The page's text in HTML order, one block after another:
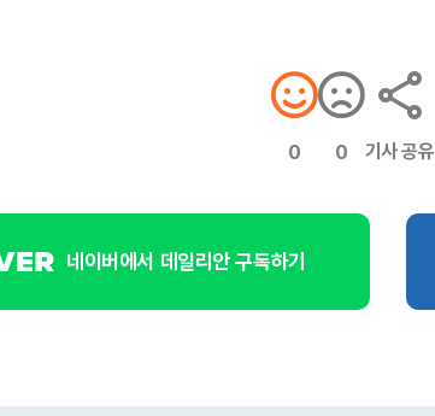
0 0 기사 공유
네이버에서 데일리안 구독하기